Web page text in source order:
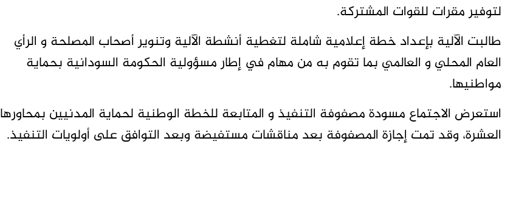
لتوفير مقرات للقوات المشتركة.
طالبت الآلية بإعداد خطة إعلامية شاملة لتغطية أنشطة الآلية وتنوير أصحاب المصلحة و الرأي
العام المحلي و العالمي بما تقوم به من مهام في إطار مسؤولية الحكومة السودانية بحماية
مواطنيها.
استعرض الاجتماع مسودة مصفوفة التنفيذ و المتابعة للخطة الوطنية لحماية المدنيين بمحاورها
العشرة، وقد تمت إجازة المصفوفة بعد مناقشات مستفيضة وبعد التوافق على أولويات التنفيذ.